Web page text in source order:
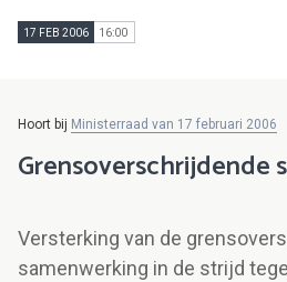
17 FEB 2006 16:00
Hoort bij Ministerraad van 17 februari 2006
Grensoverschrijdende
Versterking van de
samenwerking in de strijd